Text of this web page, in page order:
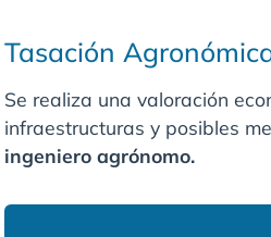
Tasación
Se realiza una valoración
infraestructuras y posibles
ingeniero agrónomo.